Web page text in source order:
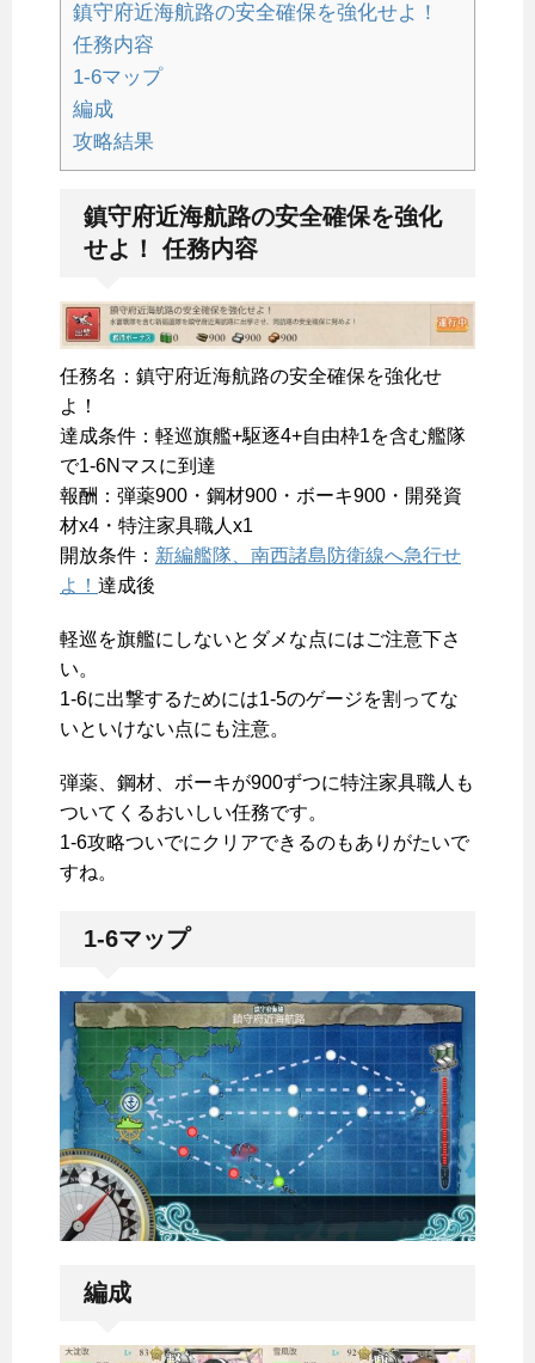
鎮守府近海航路の安全確保を強化せよ！
任務内容
1-6マップ
編成
攻略結果
鎮守府近海航路の安全確保を強化
せよ！ 任務内容
任務名：鎮守府近海航路の安全確保を強化せ
よ！
達成条件：軽巡旗艦+駆逐4+自由枠1を含む艦隊
で1-6Nマスに到達
報酬：弾薬900・鋼材900・ボーキ900・開発資
材x4・特注家具職人x1
開放条件： 新編艦隊、南西諸島防衛線へ急行せ
よ！ 達成後
軽巡を旗艦にしないとダメな点にはご注意下さ
い。
1-6に出撃するためには1-5のゲージを割ってな
いといけない点にも注意。
弾薬、鋼材、ボーキが900ずつに特注家具職人も
ついてくるおいしい任務です。
1-6攻略ついでにクリアできるのもありがたいで
すね。
1-6マップ
編成